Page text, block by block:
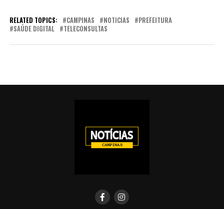
RELATED TOPICS: CAMPINAS NOTICIAS
PREFEITURA
SAÚDE DIGITAL
TELECONSULTAS